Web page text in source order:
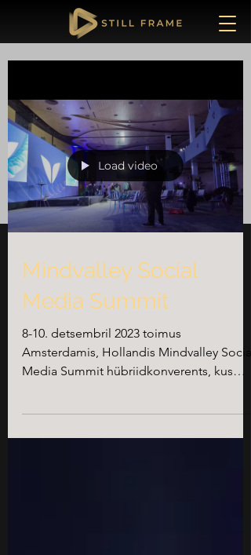
Load video
Mindvalley Social
Media Summit
8-10. detsembril 2023 toimus
Amsterdamis, Hollandis Mindvalley Social
Media Summit hübriidkonverents, kus